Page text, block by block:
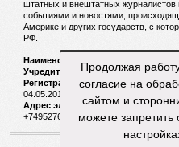
штатных и внештатных журналистов
событиями и новостями,
Америке и других государств, с
РФ.
Наименование:
Учредитель:
ООО «Версия»,
Регистрационный номер
04.05.2018 г.
Адрес электронной почты и
+74952760348
Продолжая
согласие на
сайтом и
можете запретить